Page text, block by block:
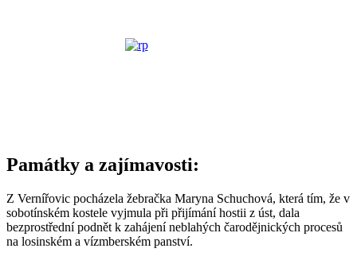
Památky a zajímavosti:
Z Vernířovic pocházela žebračka Maryna Schuchová, která tím, že v
sobotínském kostele vyjmula při přijímání hostii z úst, dala
bezprostřední podnět k zahájení neblahých čarodějnických procesů
na losinském a vízmberském panství.